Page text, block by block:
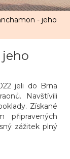
- jeho
jeli do Brna
Navštívili
Získané
připravených
zážitek plný